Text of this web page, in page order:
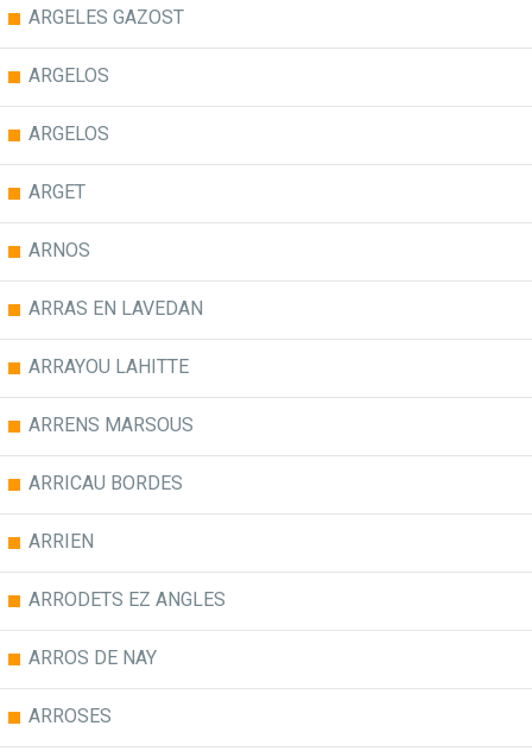
ARGELES GAZOST
ARGELOS
ARGELOS
ARGET
ARNOS
ARRAS EN LAVEDAN
ARRAYOU LAHITTE
ARRENS MARSOUS
ARRICAU BORDES
ARRIEN
ARRODETS EZ ANGLES
ARROS DE NAY
ARROSES